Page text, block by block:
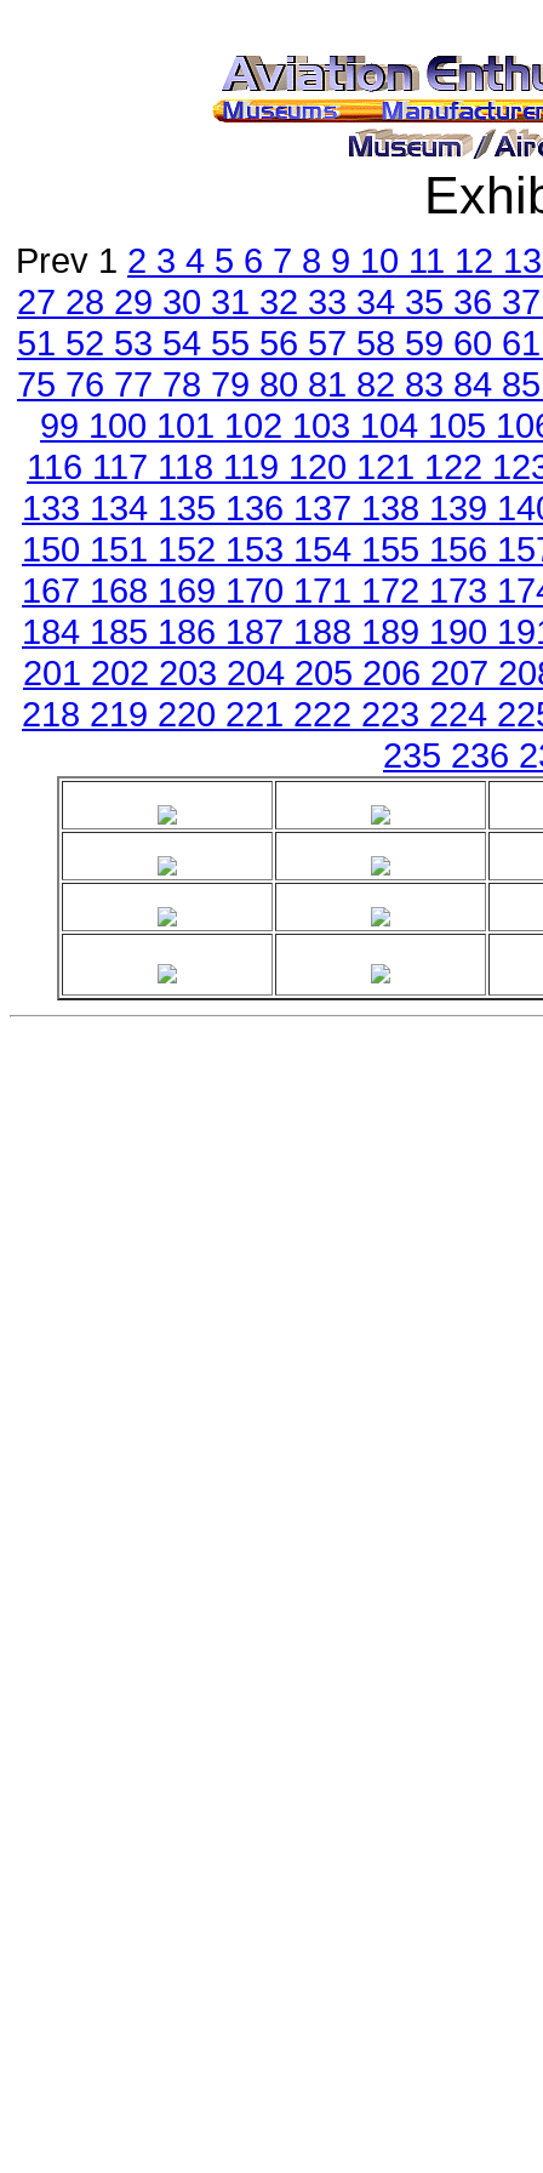
Prev 1 2 3 4 5 6 7 8 9 10 11 12
27 28 29 30 31 32 33 34 35 36
51 52 53 54 55 56 57 58 59 60
75 76 77 78 79 80 81 82 83 84
99 100 101 102 103 104 105
116 117 118 119 120 121 122
133 134 135 136 137 138 139
150 151 152 153 154 155 156
167 168 169 170 171 172 173
184 185 186 187 188 189 190
201 202 203 204 205 206 207
218 219 220 221 222 223 224
235 236